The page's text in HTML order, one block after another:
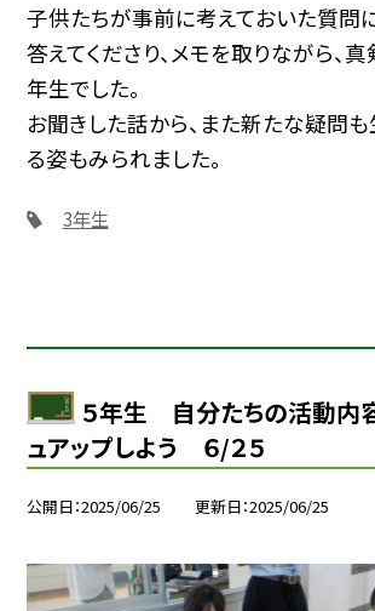
子供たちが事前に考えておいた質問
答えてくださり、メモを取りながら、
年生でした。
お聞きした話から、また新たな疑問も
る姿もみられました。
3年生
５年生 自分たちの活動内
ュアップしよう ６/２５
公開日 2025/06/25 更新日 2025/06/25